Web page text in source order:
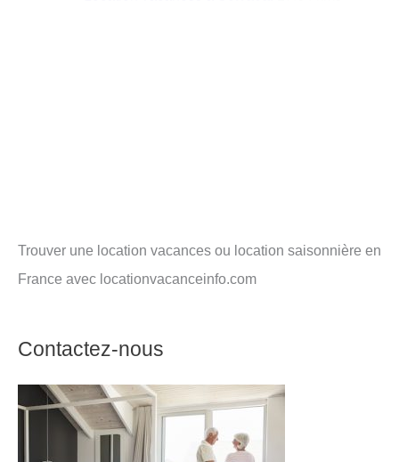
Trouver une location vacances ou location saisonnière en
France avec locationvacanceinfo.com
Contactez-nous